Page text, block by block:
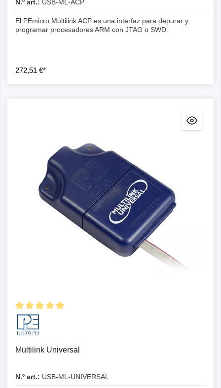
N.º art.: USB-ML-ACP
El PEmicro Multilink ACP es una interfaz para depurar y
programar procesadores ARM con JTAG o SWD.
272,51 €*
Multilink Universal
N.º art.: USB-ML-UNIVERSAL